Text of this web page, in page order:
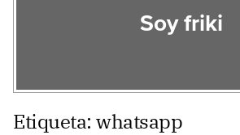
Soy friki
Etiqueta:whatsapp